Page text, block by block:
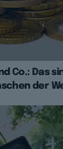
Co.: Das
der